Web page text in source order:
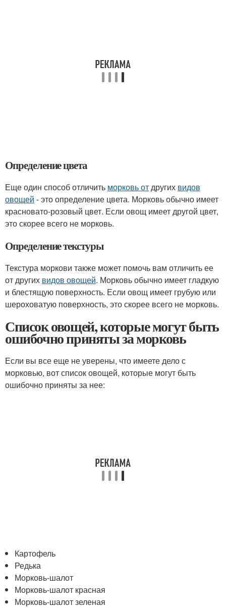
Определение цвета
Еще один способ отличить морковь отдругих видов
овощей - это определение цвета. Морковь обычно имеет
красновато-розовый цвет. Если овощ имеет другой цвет,
это скорее всего не морковь.
Определение текстуры
Текстура моркови также может помочь вам отличить ее
от других видов овощей. Морковь обычно имеет гладкую
и блестящую поверхность. Если овощ имеет грубую или
шероховатую поверхность, это скорее всего не морковь.
Список овощей, которые могут быть
ошибочно приняты за морковь
Если вы все еще не уверены, что имеете дело с
морковью, вот список овощей, которые могут быть
ошибочно приняты за нее:
Картофель
Редька
Морковь-шалот
Морковь-шалот красная
Морковь-шалот зеленая